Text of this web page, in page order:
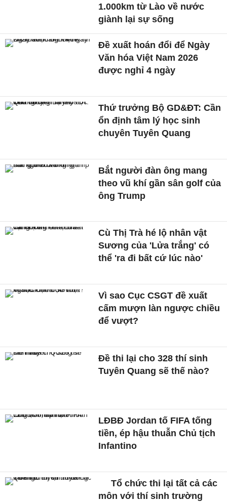
1.000km từ Lào về nước
giành lại sự sống
Đề xuất hoán đổi để Ngày
Văn hóa Việt Nam 2026
được nghỉ 4 ngày
Thứ trưởng Bộ GD&ĐT: Cần
ổn định tâm lý học sinh
chuyên Tuyên Quang
Bắt người đàn ông mang
theo vũ khí gần sân golf của
ông Trump
Cù Thị Trà hé lộ nhân vật
Sương của 'Lửa trắng' có
thể 'ra đi bất cứ lúc nào'
Vì sao Cục CSGT đề xuất
cấm mượn làn ngược chiều
để vượt?
Đề thi lại cho 328 thí sinh
Tuyên Quang sẽ thế nào?
LĐBĐ Jordan tố FIFA tống
tiền, ép hậu thuẫn Chủ tịch
Infantino
Tổ chức thi lại tất cả các
môn với thí sinh trường